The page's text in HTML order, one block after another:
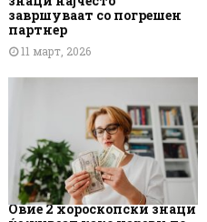
завршуваат со погрешен
партнер
11 март, 2026
Овие 2 хороскопски знаци